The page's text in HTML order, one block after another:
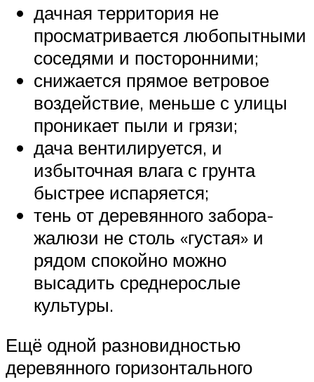
дачная территория не
просматривается любопытными
соседями и посторонними;
снижается прямое ветровое
воздействие, меньше с улицы
проникает пыли и грязи;
дача вентилируется, и
избыточная влага с грунта
быстрее испаряется;
тень от деревянного забора-
жалюзи не столь «густая» и
рядом спокойно можно
высадить среднерослые
культуры.
Ещё одной разновидностью
деревянного горизонтального